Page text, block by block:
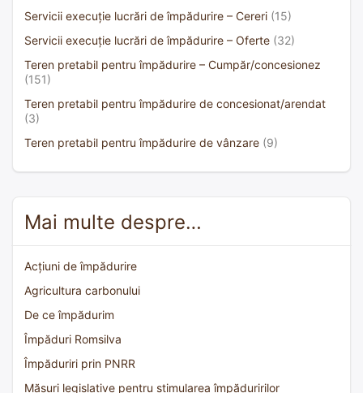
Servicii execuție lucrări de împădurire – Cereri (15)
Servicii execuție lucrări de împădurire – Oferte (32)
Teren pretabil pentru împădurire – Cumpăr/concesionez
(151)
Teren pretabil pentru împădurire de concesionat/arendat
(3)
Teren pretabil pentru împădurire de vânzare (9)
Mai multe despre…
Acțiuni de împădurire
Agricultura carbonului
De ce împădurim
Împăduri Romsilva
Împăduriri prin PNRR
Măsuri legislative pentru stimularea împăduririlor